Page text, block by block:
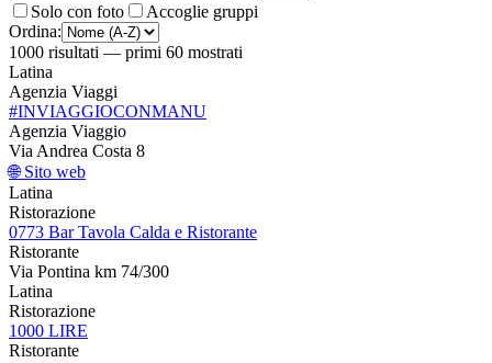
Solo con foto
Accoglie gruppi
Ordina:
1000 risultati — primi 60 mostrati
Latina
Agenzia Viaggi
#INVIAGGIOCONMANU
Agenzia Viaggio
Via Andrea Costa 8
🌐 Sito web
Latina
Ristorazione
0773 Bar Tavola Calda e Ristorante
Ristorante
Via Pontina km 74/300
Latina
Ristorazione
1000 LIRE
Ristorante